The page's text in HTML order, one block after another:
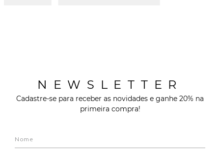
NEWSLETTER
Cadastre-se para receber as novidades e ganhe 20% na
primeira compra!